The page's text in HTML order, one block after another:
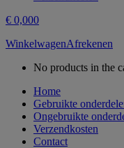
€ 0,000
WinkelwagenAfrekenen
No products in the
Home
Gebruikte
Ongebruikte
Verzendkosten
Contact